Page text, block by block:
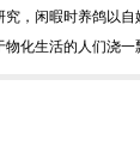
，闲暇时养鸽以
化生活的人们浇